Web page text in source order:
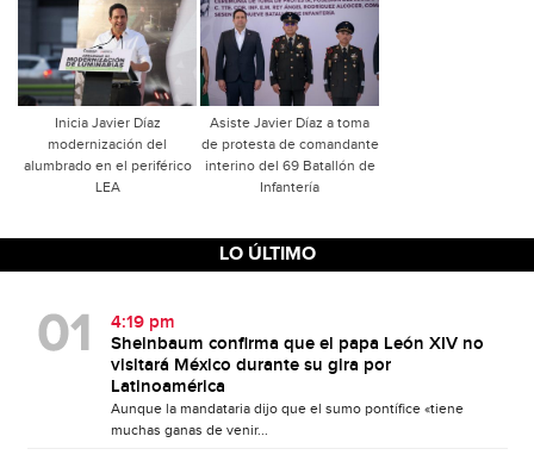
Inicia Javier Díaz
modernización del
alumbrado en el periférico
LEA
Asiste Javier Díaz a toma
de protesta de comandante
interino del 69 Batallón de
Infantería
LO ÚLTIMO
4:19 pm
Sheinbaum confirma que el papa León XIV no
visitará México durante su gira por
Latinoamérica
Aunque la mandataria dijo que el sumo pontífice «tiene
muchas ganas de venir...